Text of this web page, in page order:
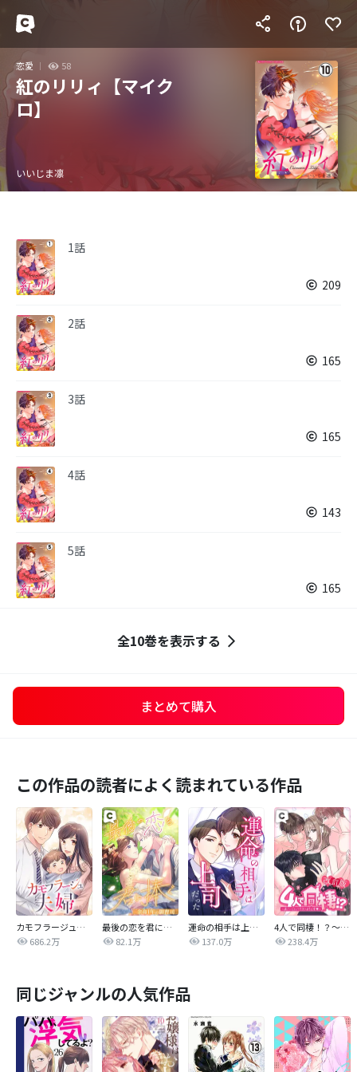
恋愛 58
紅のリリィ【マイク
ロ】
いいじま凛
1話
209
2話
165
3話
165
4話
143
5話
165
全10巻を表示する
まとめて購入
この作品の読者によく読まれている作品
カモフラージュ夫婦
686.2万
最後の恋を君に捧ぐ～余命1年の御曹司～
82.1万
運命の相手は上司だった
137.0万
4人で同棲！？～逆ハーレムハウスへようこそ♥～【改訂版】
238.4万
同じジャンルの人気作品